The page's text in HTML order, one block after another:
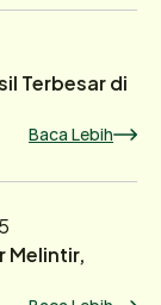
Terbesar di
Baca Lebih
Melintir,